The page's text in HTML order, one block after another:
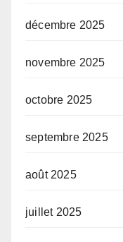
décembre 2025
novembre 2025
octobre 2025
septembre 2025
août 2025
juillet 2025